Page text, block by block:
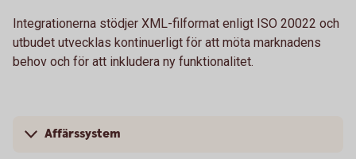
Integrationerna stödjer XML-filformat enligt ISO 20022 och
utbudet utvecklas kontinuerligt för att möta marknadens
behov och för att inkludera ny funktionalitet.
Affärssystem